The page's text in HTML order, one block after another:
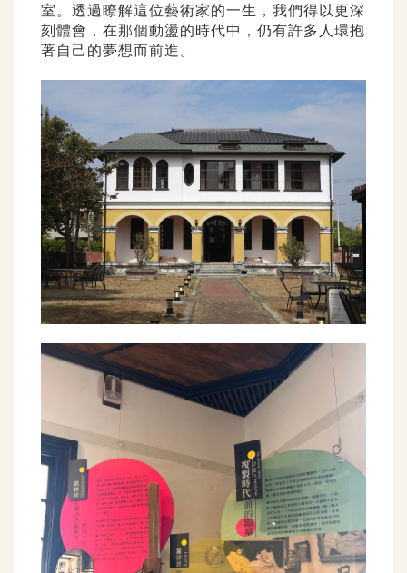
室。透過瞭解這位藝術家的一生，我們得以更深
刻體會，在那個動盪的時代中，仍有許多人環抱
著自己的夢想而前進。